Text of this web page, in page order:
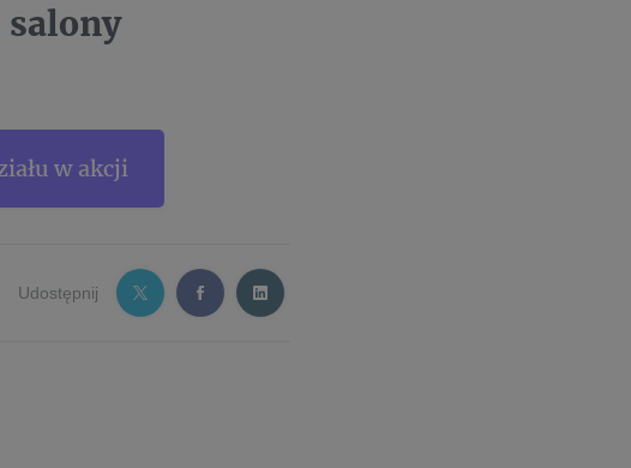
salony
w akcji
Udostępnij